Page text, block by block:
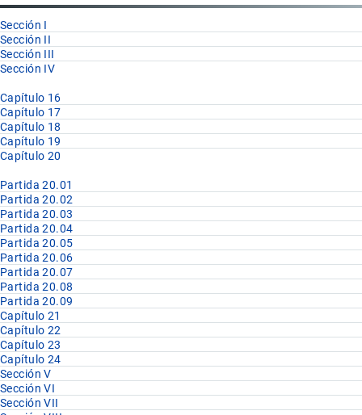
Sección I
Sección II
Sección III
Sección IV
Capítulo 16
Capítulo 17
Capítulo 18
Capítulo 19
Capítulo 20
Partida 20.01
Partida 20.02
Partida 20.03
Partida 20.04
Partida 20.05
Partida 20.06
Partida 20.07
Partida 20.08
Partida 20.09
Capítulo 21
Capítulo 22
Capítulo 23
Capítulo 24
Sección V
Sección VI
Sección VII